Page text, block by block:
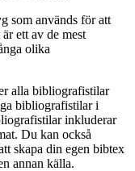
som används för att
ett av de mest
olika
alla bibliografistilar
bibliografistilar i
inkluderar
Du kan också
skapa din egen bibtex
annan källa.